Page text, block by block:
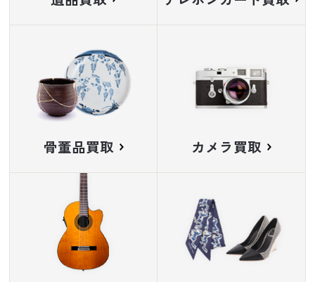
骨董品買取 カメラ買取